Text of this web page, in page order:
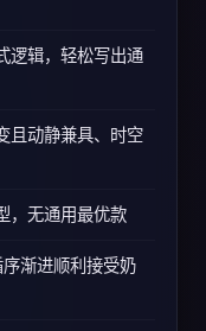
逻辑，轻松写出通
且动静兼具、时空
，无通用最优款
渐进顺利接受奶